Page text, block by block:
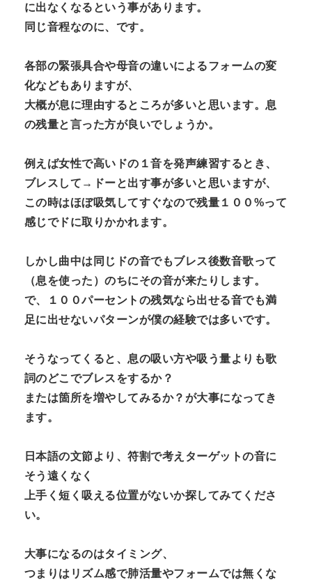
に出なくなるという事があります。
同じ音程なのに、です。
各部の緊張具合や母音の違いによるフォームの変
化などもありますが、
大概が息に理由するところが多いと思います。息
の残量と言った方が良いでしょうか。
例えば女性で高いドの１音を発声練習するとき、
ブレスして→ドーと出す事が多いと思いますが、
この時はほぼ吸気してすぐなので残量１００%って
感じでドに取りかかれます。
しかし曲中は同じドの音でもブレス後数音歌って
（息を使った）のちにその音が来たりします。
で、１００パーセントの残気なら出せる音でも満
足に出せないパターンが僕の経験では多いです。
そうなってくると、息の吸い方や吸う量よりも歌
詞のどこでブレスをするか？
または箇所を増やしてみるか？が大事になってき
ます。
日本語の文節より、符割で考えターゲットの音に
そう遠くなく
上手く短く吸える位置がないか探してみてくださ
い。
大事になるのはタイミング、
つまりはリズム感で肺活量やフォームでは無くな